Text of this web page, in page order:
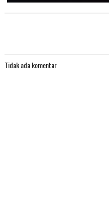
Tidak ada komentar